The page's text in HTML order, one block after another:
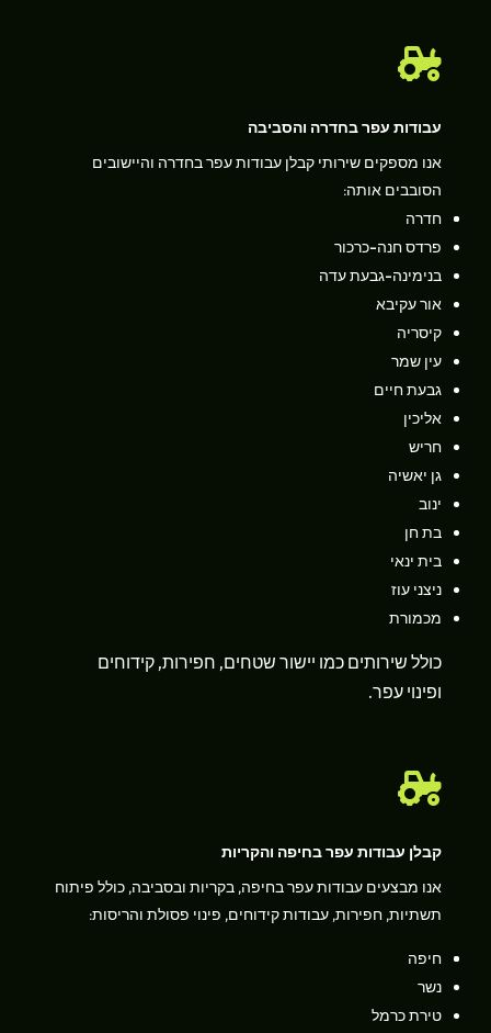

עבודות עפר בחדרה והסביבה
אנו מספקים שירותי קבלן עבודות עפר בחדרה והיישובים
הסובבים אותה:
חדרה
פרדס חנה-כרכור
בנימינה-גבעת עדה
אור עקיבא
קיסריה
עין שמר
גבעת חיים
אליכין
חריש
גן יאשיה
ינוב
בת חן
בית ינאי
ניצני עוז
מכמורת
כולל שירותים כמו יישור שטחים, חפירות, קידוחים
ופינוי עפר.

קבלן עבודות עפר בחיפה והקריות
אנו מבצעים עבודות עפר בחיפה, בקריות ובסביבה, כולל פיתוח
תשתיות, חפירות, עבודות קידוחים, פינוי פסולת והריסות:
חיפה
נשר
טירת כרמל